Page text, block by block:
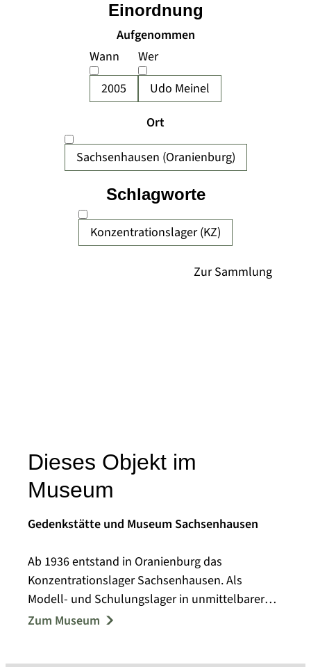
Aufgenommen
Wann
2005
Wer
Udo Meinel
Ort
Sachsenhausen (Oranienburg)
Konzentrationslager (KZ)
Einordnung
Schlagworte
Dieses Objekt im
Museum
Gedenkstätte und Museum Sachsenhausen
Ab 1936 entstand in Oranienburg das
Konzentrationslager Sachsenhausen. Als
Modell- und Schulungslager in unmittelbarer
Nähe Berlins nahm es eine Sonderstellung im
Zum Museum